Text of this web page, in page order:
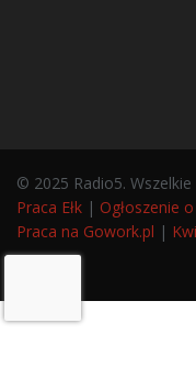
© 2025 Radio5.
Praca Ełk | Ogłoszenie
Praca na Gowork.pl |